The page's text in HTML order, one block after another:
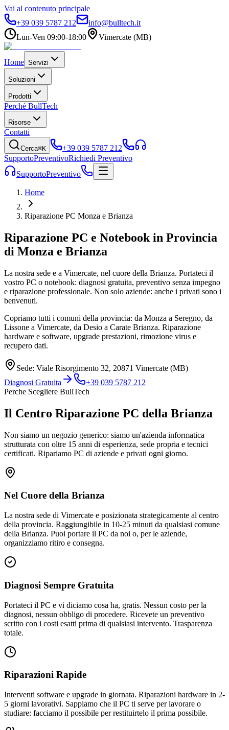
Vai al contenuto principale
+39 039 5787 212
info@bulltech.it
Lun-Ven 09:00-18:00
Vimercate (MB)
Home Servizi
Soluzioni
Prodotti
Perché BullTech
Risorse
Contatti
Cerca⌘K
+39 039 5787 212
SupportoPreventivoRichiedi Preventivo
SupportoPreventivo
Home
Riparazione PC Monza e Brianza
Riparazione PC e Notebook in Provincia
di Monza e Brianza
La nostra sede e a Vimercate, nel cuore della Brianza. Portateci il
vostro PC o notebook: diagnosi gratuita, preventivo senza impegno
e riparazione professionale. Non solo aziende: anche i privati sono i
benvenuti.
Copriamo tutti i comuni della provincia: da Monza a Seregno, da
Lissone a Vimercate, da Desio a Carate Brianza. Riparazione
hardware e software, upgrade prestazioni, rimozione virus e
recupero dati.
Sede: Viale Risorgimento 32, 20871 Vimercate (MB)
Diagnosi Gratuita
+39 039 5787 212
Perche Scegliere BullTech
Il Centro Riparazione PC della Brianza
Non siamo un negozio generico: siamo un'azienda informatica
strutturata con oltre 15 anni di esperienza, sede propria e tecnici
certificati. Ripariamo PC di aziende e privati ogni giorno.
Nel Cuore della Brianza
La nostra sede di Vimercate e posizionata strategicamente al centro
della provincia. Raggiungibile in 10-25 minuti da qualsiasi comune
della Brianza. Puoi portare il PC da noi o, per le aziende,
organizziamo ritiro e consegna.
Diagnosi Sempre Gratuita
Portateci il PC e vi diciamo cosa ha, gratis. Nessun costo per la
diagnosi, nessun obbligo di procedere. Ricevete un preventivo
scritto con i costi esatti prima di qualsiasi intervento. Trasparenza
totale.
Riparazioni Rapide
Interventi software e upgrade in giornata. Riparazioni hardware in 2-
5 giorni lavorativi. Sappiamo che il PC ti serve per lavorare o
studiare: facciamo il possibile per restituirtelo il prima possibile.